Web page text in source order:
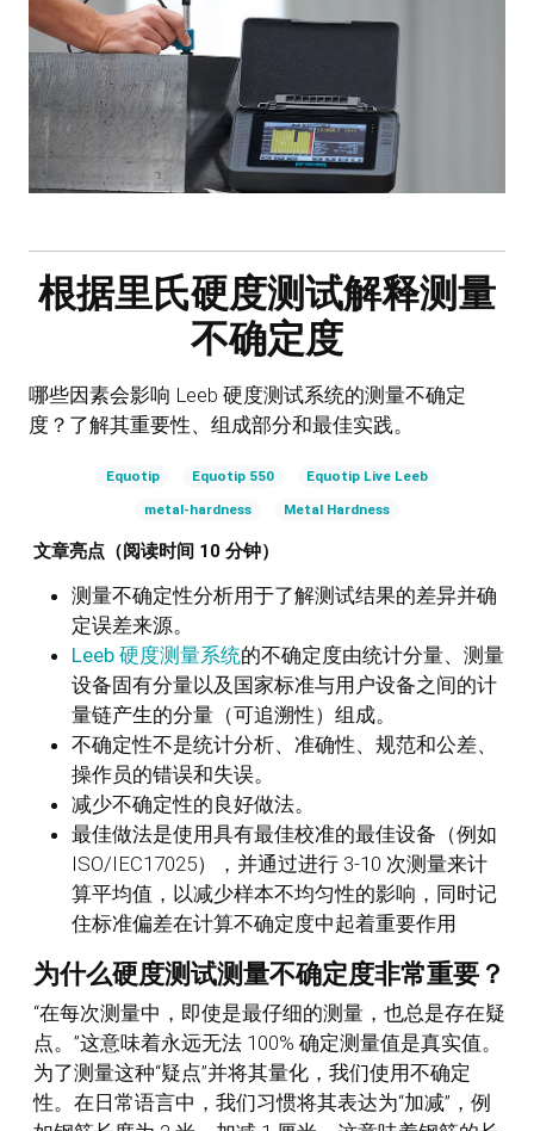
根据里氏硬度测试解释测量
不确定度
哪些因素会影响 Leeb 硬度测试系统的测量不确定
度？了解其重要性、组成部分和最佳实践。
Equotip Equotip 550 Equotip Live Leeb
metal-hardness Metal Hardness
文章亮点（阅读时间 10 分钟）
测量不确定性分析用于了解测试结果的差异并确
定误差来源。
Leeb 硬度测量系统的不确定度由统计分量、测量
设备固有分量以及国家标准与用户设备之间的计
量链产生的分量（可追溯性）组成。
不确定性不是统计分析、准确性、规范和公差、
操作员的错误和失误。
减少不确定性的良好做法。
最佳做法是使用具有最佳校准的最佳设备（例如
ISO/IEC17025），并通过进行 3-10 次测量来计
算平均值，以减少样本不均匀性的影响，同时记
住标准偏差在计算不确定度中起着重要作用
为什么硬度测试测量不确定度非常重要？
“在每次测量中，即使是最仔细的测量，也总是存在疑
点。”这意味着永远无法 100% 确定测量值是真实值。
为了测量这种“疑点”并将其量化，我们使用不确定
性。在日常语言中，我们习惯将其表达为“加减”，例